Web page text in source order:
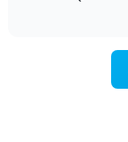
durchschnittlichen